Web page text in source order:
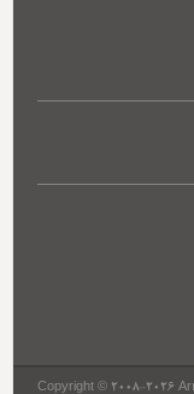
Copyright © 2008-2026